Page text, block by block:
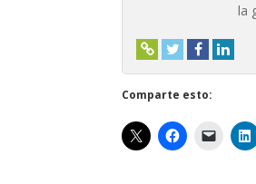
la
Comparte esto: